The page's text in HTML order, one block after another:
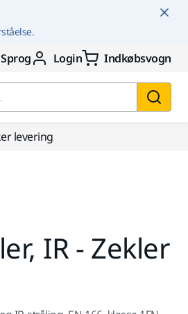
Sprog Login Indkøbsvogn
levering
IR - Zekler